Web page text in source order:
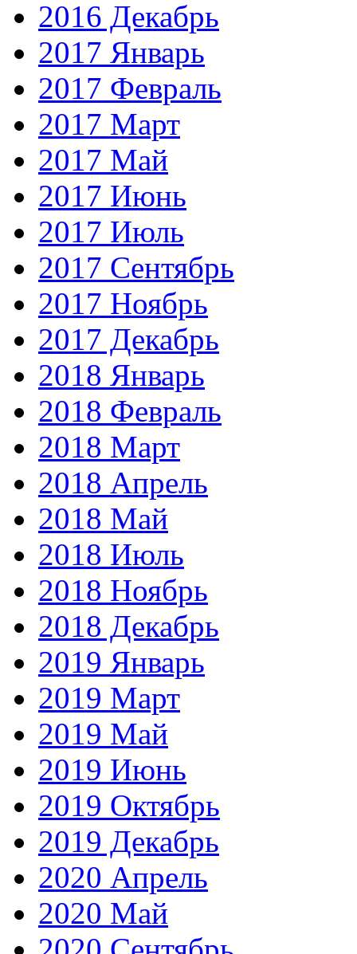
2016 Декабрь
2017 Январь
2017 Февраль
2017 Март
2017 Май
2017 Июнь
2017 Июль
2017 Сентябрь
2017 Ноябрь
2017 Декабрь
2018 Январь
2018 Февраль
2018 Март
2018 Апрель
2018 Май
2018 Июль
2018 Ноябрь
2018 Декабрь
2019 Январь
2019 Март
2019 Май
2019 Июнь
2019 Октябрь
2019 Декабрь
2020 Апрель
2020 Май